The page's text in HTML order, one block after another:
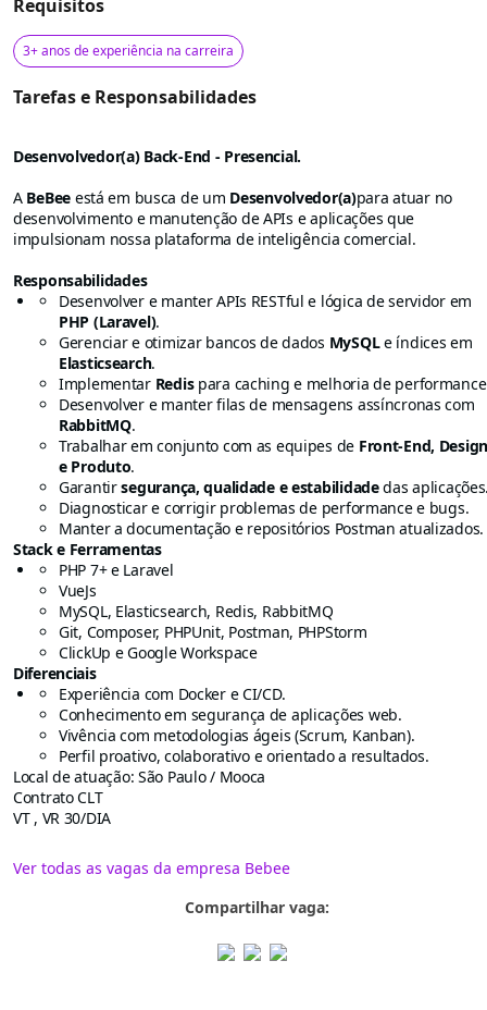
Requisitos
3+ anos de experiência na carreira
Tarefas e Responsabilidades
Desenvolvedor(a) Back-End - Presencial.
A BeBee está em busca de um Desenvolvedor(a)para atuar no
desenvolvimento e manutenção de APIs e aplicações que
impulsionam nossa plataforma de inteligência comercial.
Responsabilidades
Desenvolver e manter APIs RESTful e lógica de servidor em
PHP (Laravel).
Gerenciar e otimizar bancos de dados MySQLe índices em
Elasticsearch.
Implementar Redispara caching e melhoria de
Desenvolver e manter filas de mensagens assíncronas com
RabbitMQ.
Trabalhar em conjunto com as equipes de Front-End,
e Produto.
Garantirsegurança, qualidade e estabilidadedas
Diagnosticar e corrigir problemas de performance e bugs.
Manter a documentação e repositórios Postman atualizados.
Stack e Ferramentas
PHP 7+ e Laravel
VueJs
MySQL, Elasticsearch, Redis, RabbitMQ
Git, Composer, PHPUnit, Postman, PHPStorm
ClickUp e Google Workspace
Diferenciais
Experiência com Docker e CI/CD.
Conhecimento em segurança de aplicações web.
Vivência com metodologias ágeis (Scrum, Kanban).
Perfil proativo, colaborativo e orientado a resultados.
Local de atuação: São Paulo / Mooca
Contrato CLT
VT , VR 30/DIA
Ver todas as vagas da empresa Bebee
Compartilhar vaga: